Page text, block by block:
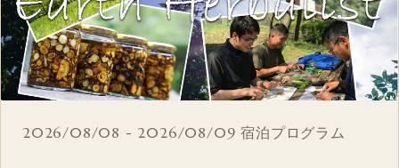
2026/08/08 - 2026/08/09宿泊プログラム